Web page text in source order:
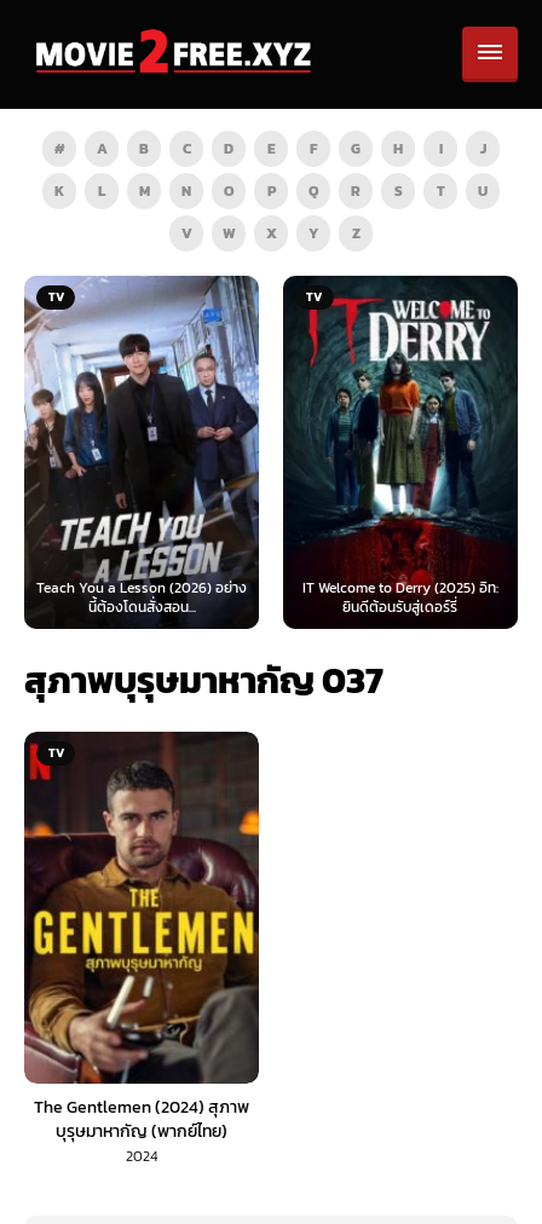
# A B C D E F G H I
J
K
L M N O P Q R S T
U
V
W X Y Z
a Lesson (2026) อย่าง
นี้ต้องโดนสั่งสอน...
TV
IT Welcome to Derry (2025) อิท:
ยินดีต้อนรับสู่เดอร์รี่
Beyond
สุภาพบุรุษมาหากัญ 037
TV
The Gentlemen (2024) สุภาพ
บุรุษมาหากัญ (พากย์ไทย)
2024